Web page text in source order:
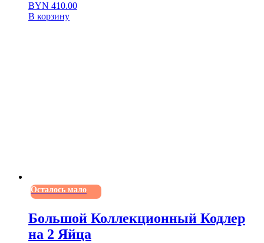
BYN 410.00
В корзину
Осталось мало
Большой Коллекционный Кодлер
на 2 Яйца